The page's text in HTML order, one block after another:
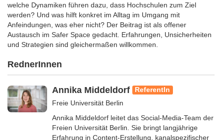
welche Dynamiken führen dazu, dass Hochschulen zum Ziel
werden? Und was hilft konkret im Alltag im Umgang mit
Anfeindungen, was eher nicht? Der Beitrag ist als offener
Austausch im Safer Space gedacht. Erfahrungen, Unsicherheiten
und Strategien sind gleichermaßen willkommen.
RednerInnen
Annika Middeldorf ReferentIn
Freie Universität Berlin
Annika Middeldorf leitet das Social-Media-Team der
Freien Universität Berlin. Sie bringt langjährige
Erfahrung in Content-Erstellung, kanalspezifischer